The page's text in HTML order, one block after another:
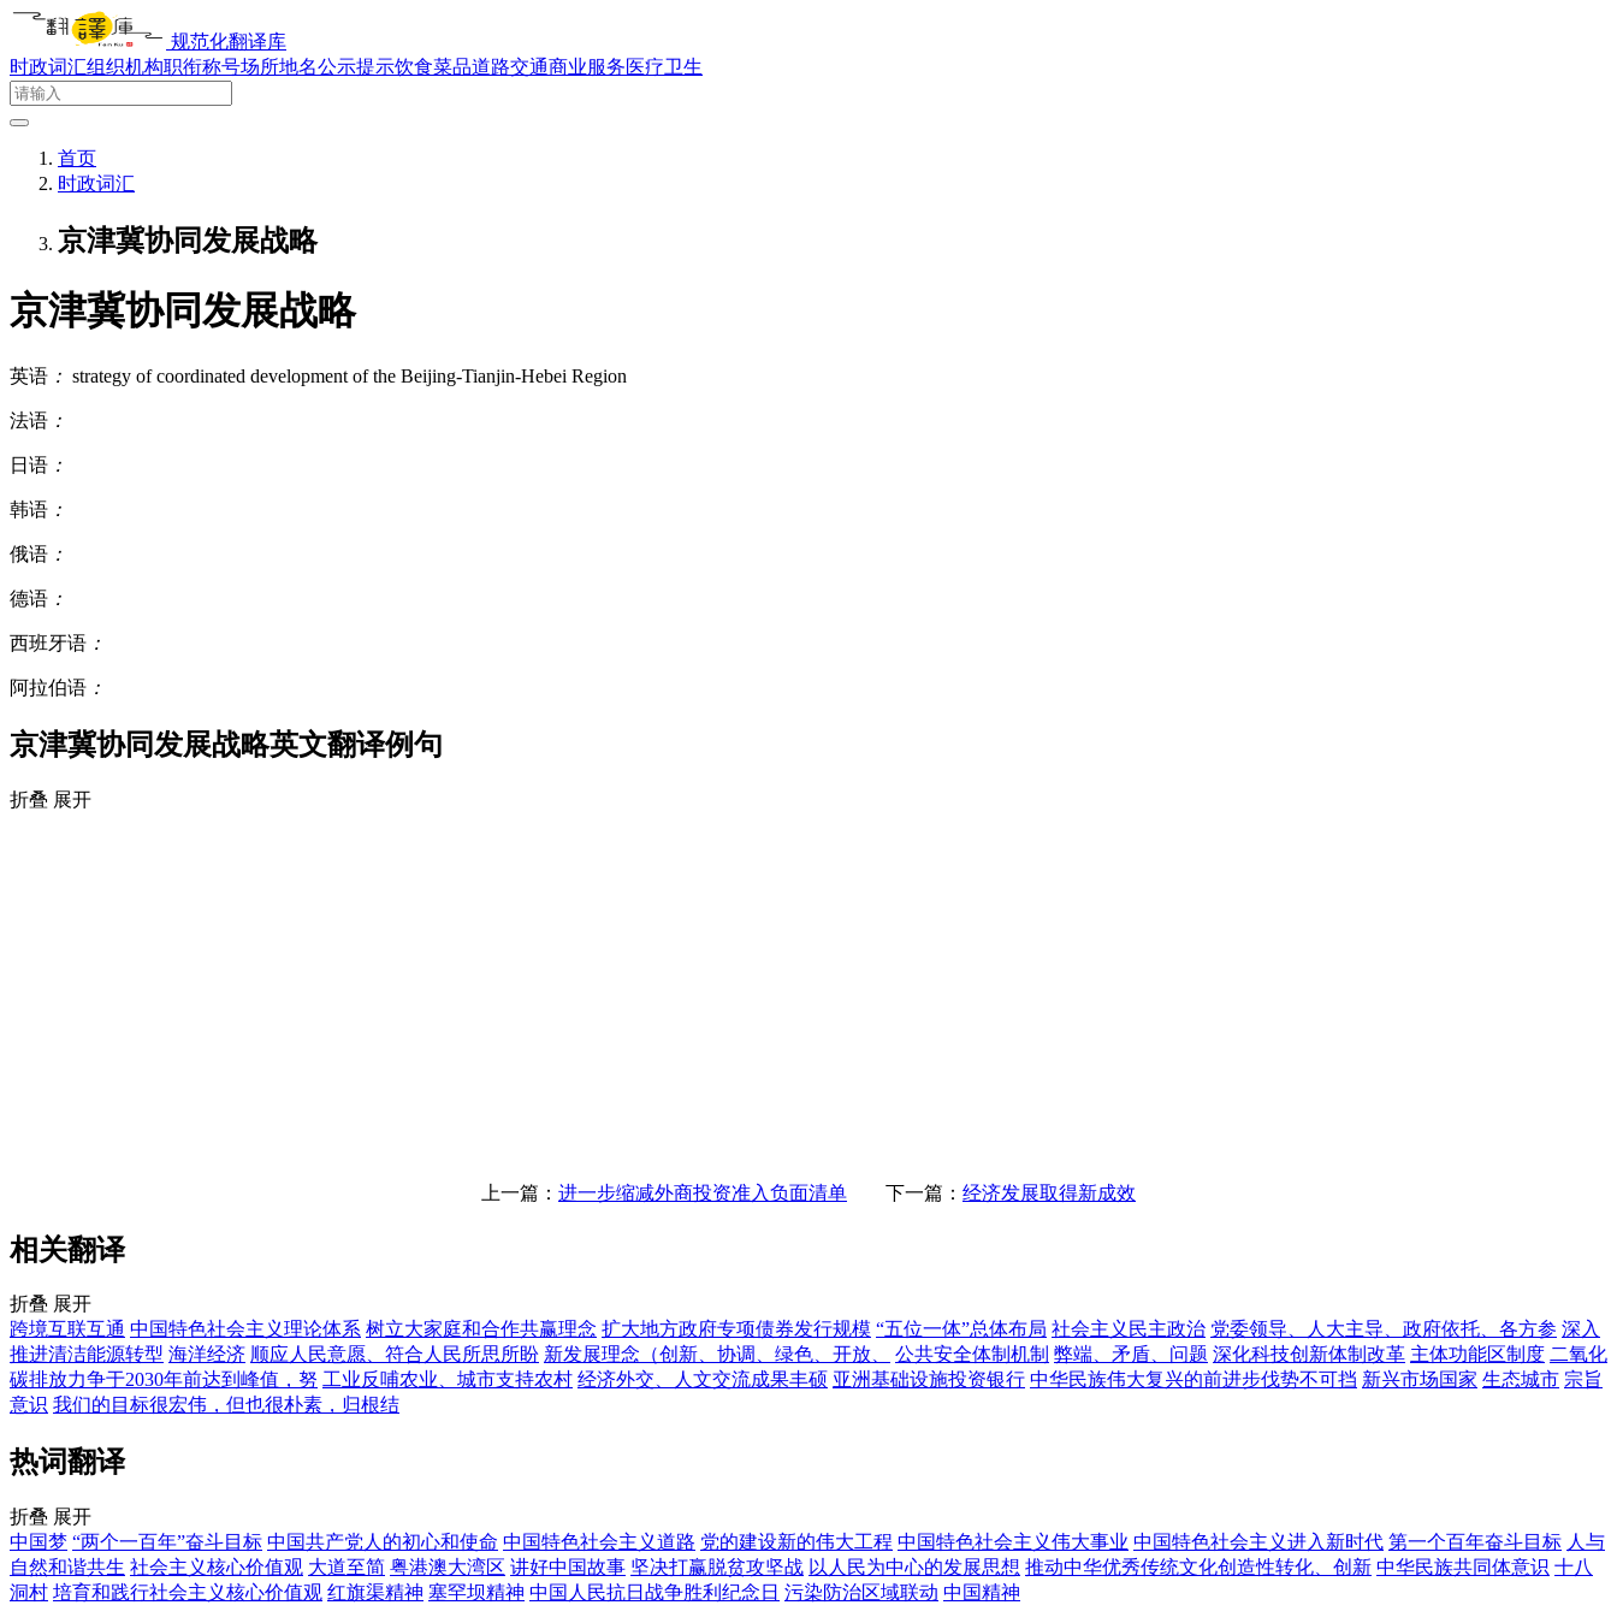
规范化翻译库
时政词汇组织机构职衔称号场所地名公示提示饮食菜品道路交通商业服务医疗卫生
首页
时政词汇
京津冀协同发展战略
京津冀协同发展战略
英语 ： strategy of coordinated development of the Beijing-Tianjin-Hebei Region
法语 ：
日语 ：
韩语 ：
俄语 ：
德语 ：
西班牙语 ：
阿拉伯语 ：
京津冀协同发展战略英文翻译例句
折叠 展开
上一篇： 进一步缩减外商投资准入负面清单 下一篇： 经济发展取得新成效
相关翻译
折叠 展开
跨境互联互通 中国特色社会主义理论体系 树立大家庭和合作共赢理念 扩大地方政府专项债券发行规模 “五位一体”总体布局 社会主义民主政治 党委领导、人大主导、政府依托、各方参 深入
推进清洁能源转型 海洋经济 顺应人民意愿、符合人民所思所盼 新发展理念（创新、协调、绿色、开放、 公共安全体制机制 弊端、矛盾、问题 深化科技创新体制改革 主体功能区制度 二氧化
碳排放力争于2030年前达到峰值，努 工业反哺农业、城市支持农村 经济外交、人文交流成果丰硕 亚洲基础设施投资银行 中华民族伟大复兴的前进步伐势不可挡 新兴市场国家 生态城市 宗旨
意识 我们的目标很宏伟，但也很朴素，归根结
热词翻译
折叠 展开
中国梦 “两个一百年”奋斗目标 中国共产党人的初心和使命 中国特色社会主义道路 党的建设新的伟大工程 中国特色社会主义伟大事业 中国特色社会主义进入新时代 第一个百年奋斗目标 人与
自然和谐共生 社会主义核心价值观 大道至简 粤港澳大湾区 讲好中国故事 坚决打赢脱贫攻坚战 以人民为中心的发展思想 推动中华优秀传统文化创造性转化、创新 中华民族共同体意识 十八
洞村 培育和践行社会主义核心价值观 红旗渠精神 塞罕坝精神 中国人民抗日战争胜利纪念日 污染防治区域联动 中国精神